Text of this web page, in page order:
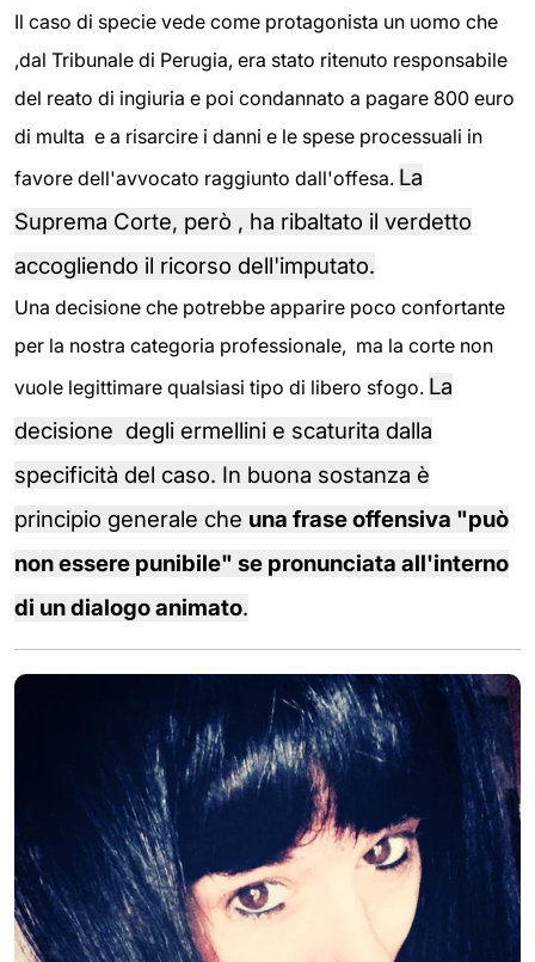
Il caso di specie vede come protagonista un uomo che
,dal Tribunale di Perugia, era stato ritenuto responsabile
del reato di ingiuria e poi condannato a pagare 800 euro
di multa e a risarcire i danni e le spese processuali in
favore dell'avvocato raggiunto dall'offesa. La
Suprema Corte, però , ha ribaltato il verdetto
accogliendo il ricorso dell'imputato.
Una decisione che potrebbe apparire poco confortante
per la nostra categoria professionale, ma la corte non
vuole legittimare qualsiasi tipo di libero sfogo. La
decisione degli ermellini e scaturita dalla
specificità del caso. In buona sostanza è
principio generale che una frase offensiva "può
non essere punibile" se pronunciata all'interno
di un dialogo animato.